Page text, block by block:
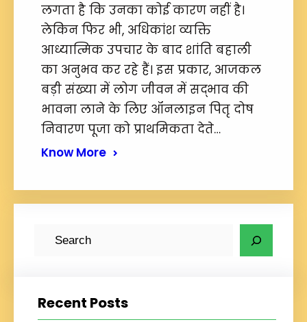
लगता है कि उनका कोई कारण नहीं है।
लेकिन फिर भी, अधिकांश व्यक्ति
आध्यात्मिक उपचार के बाद शांति बहाली
का अनुभव कर रहे हैं। इस प्रकार, आजकल
बड़ी संख्या में लोग जीवन में सद्भाव की
भावना लाने के लिए ऑनलाइन पितृ दोष
निवारण पूजा को प्राथमिकता देते…
Know More
cRecent Posts